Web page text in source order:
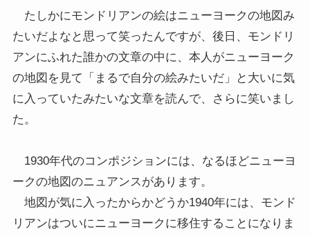
たしかにモンドリアンの絵はニューヨークの地図み
たいだよなと思って笑ったんですが、後日、モンドリ
アンにふれた誰かの文章の中に、本人がニューヨーク
の地図を見て「まるで自分の絵みたいだ」と大いに気
に入っていたみたいな文章を読んで、さらに笑いまし
た。
1930年代のコンポジションには、なるほどニューヨ
ークの地図のニュアンスがあります。
地図が気に入ったからかどうか1940年には、モンド
リアンはついにニューヨークに移住することになりま